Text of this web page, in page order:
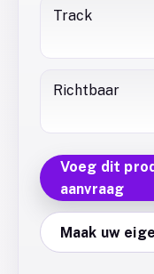
Track
Richtbaar
Voeg dit
aanvraag
Maak uw